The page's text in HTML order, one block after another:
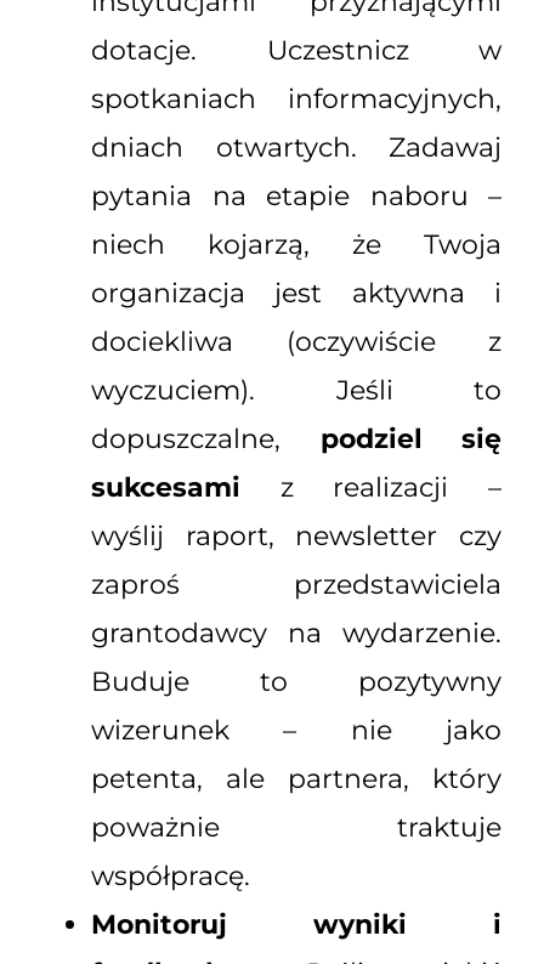
dotacje. Uczestnicz w
spotkaniach informacyjnych,
dniach otwartych. Zadawaj
pytania na etapie naboru –
niech kojarzą, że Twoja
organizacja jest aktywna i
dociekliwa (oczywiście z
wyczuciem). Jeśli to
dopuszczalne, podziel się
sukcesami z realizacji –
wyślij raport, newsletter czy
zaproś przedstawiciela
grantodawcy na wydarzenie.
Buduje to pozytywny
wizerunek – nie jako
petenta, ale partnera, który
poważnie traktuje
współpracę.
Monitoruj wyniki i